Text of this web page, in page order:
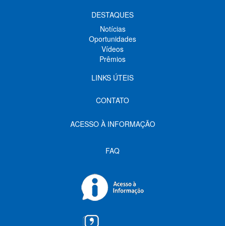
DESTAQUES
Notícias
Oportunidades
Vídeos
Prêmios
LINKS ÚTEIS
CONTATO
ACESSO À INFORMAÇÃO
FAQ